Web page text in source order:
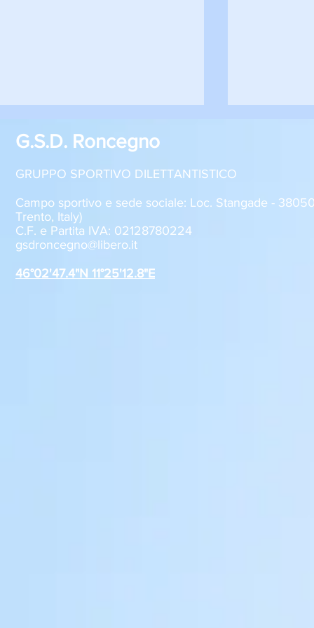
Sabato 8 agosto, il GSD
Roncegno alla Festa della
G.S.D. Roncegno
GRUPPO SPORTIVO DILETTANTISTICO
Campo sportivo e sede sociale: Loc. Stangade -
Trento, Italy)
C.F. e Partita IVA: 02128780224
gsdroncegno@libero.it
46°02'47.4"N 11°25'12.8"E